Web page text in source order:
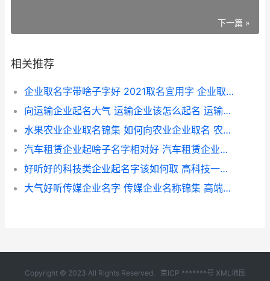
下一篇 »
相关推荐
企业取名字带啥子字好 2021取名宜用字 企业取名字大全字哪些字比较好
向运输企业起名大气 运输企业该怎么起名 运输公司名称起名大全免费
水果农业企业取名锦集 如何向农业企业取名 农业水果公司起名大全
汽车租赁企业起啥子名字相对好 汽车租赁企业怎么起名 汽车租赁企业简介
好听好的科技类企业起名字该如何取 高科技一点的名字
大气好听传媒企业名字 传媒企业名称锦集 高端大气传媒公司名字免费
Copyright © 2023 All Rights Reserved. 京ICP *******号 XML地图